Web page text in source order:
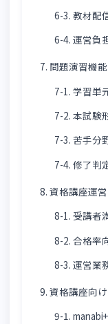
5-2. 問題
5-3. 学
5-4. 修了
6. 資格講座
6-1. 問題
6-2. 学習
6-3. 教
6-4. 運営
7-1. 学習
7-2. 本試
7-3. 苦手